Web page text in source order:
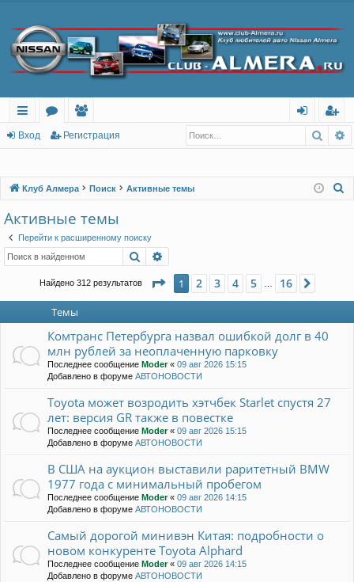
с
лк
о
м
ол
ов
ел
и
ег
тр
Вход Регистрация
Клуб Алмера Поиск Активные темы
Активные темы
Перейти к расширенному поиску
Поиск
Найдено 312 результатов Страница из 16
1 2 3 4 5 16
Темы
Комтранс Петербурга назвал ошибкой долг в 40
млн рублей за неоплаченную парковку
Последнее сообщение Moder« 09 авг 2026 15:15
Добавлено в форуме АВТОНОВОСТИ
Toyota может возродить хэтчбек Starlet спустя 27
лет: версия GR также в повестке
Последнее сообщение Moder« 09 авг 2026 15:15
Добавлено в форуме АВТОНОВОСТИ
В США на аукцион выставили раритетный BMW
1977 года с минимальный пробегом
Последнее сообщение Moder« 09 авг 2026 14:15
Добавлено в форуме АВТОНОВОСТИ
Самый дорогой минивэн Китая: подробности о
новом конкуренте Toyota Alphard
Последнее сообщение Moder« 09 авг 2026 14:15
Добавлено в форуме АВТОНОВОСТИ